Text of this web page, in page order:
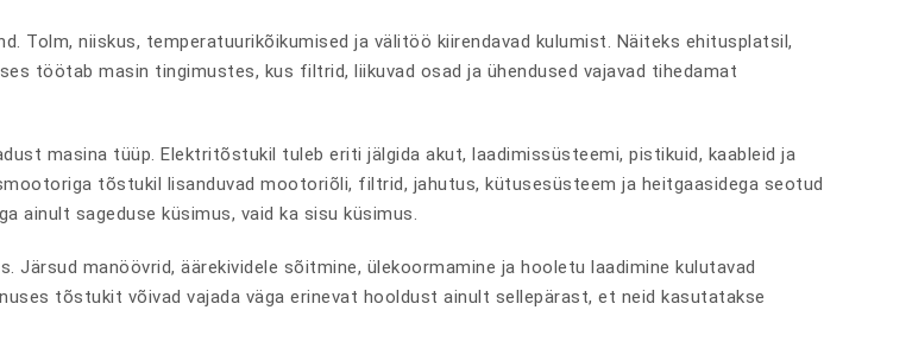
Tolm, niiskus, temperatuurikõikumised ja välitöö kiirendavad kulumist. Näiteks ehitusplatsil,
töötab masin tingimustes, kus filtrid, liikuvad osad ja ühendused vajavad tihedamat
masina tüüp. Elektritõstukil tuleb eriti jälgida akut, laadimissüsteemi, pistikuid, kaableid ja
tõstukil lisanduvad mootoriõli, filtrid, jahutus, kütusesüsteem ja heitgaasidega seotud
ainult sageduse küsimus, vaid ka sisu küsimus.
Järsud manöövrid, äärekividele sõitmine, ülekoormamine ja hooletu laadimine kulutavad
tõstukit võivad vajada väga erinevat hooldust ainult sellepärast, et neid kasutatakse